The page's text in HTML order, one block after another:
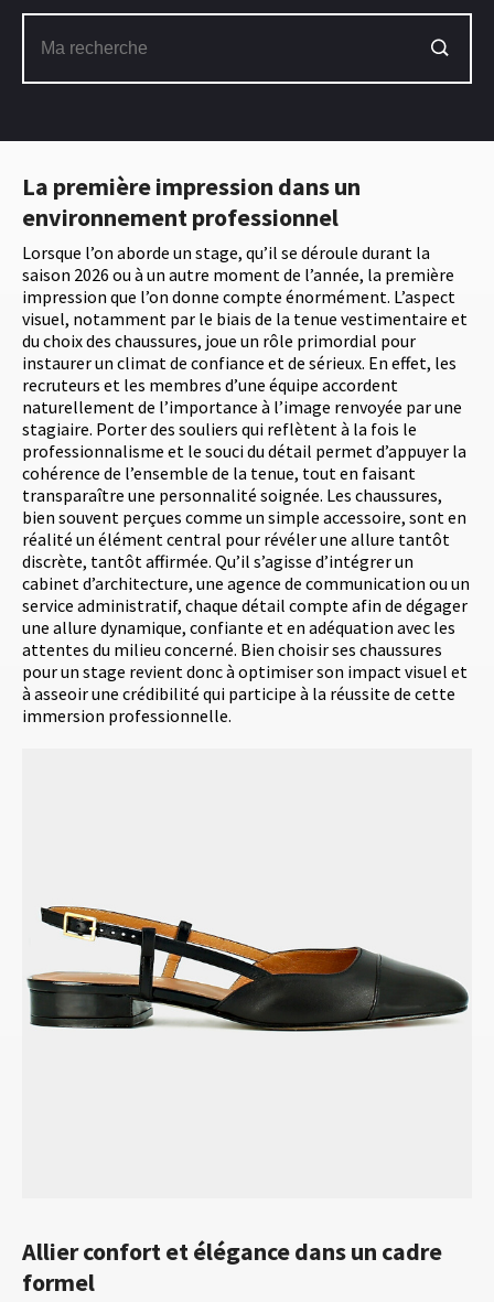
La première impression dans un
environnement professionnel
Lorsque l’on aborde un stage, qu’il se déroule durant la
saison 2026 ou à un autre moment de l’année, la première
impression que l’on donne compte énormément. L’aspect
visuel, notamment par le biais de la tenue vestimentaire et
du choix des chaussures, joue un rôle primordial pour
instaurer un climat de confiance et de sérieux. En effet, les
recruteurs et les membres d’une équipe accordent
naturellement de l’importance à l’image renvoyée par une
stagiaire. Porter des souliers qui reflètent à la fois le
professionnalisme et le souci du détail permet d’appuyer la
cohérence de l’ensemble de la tenue, tout en faisant
transparaître une personnalité soignée. Les chaussures,
bien souvent perçues comme un simple accessoire, sont en
réalité un élément central pour révéler une allure tantôt
discrète, tantôt affirmée. Qu’il s’agisse d’intégrer un
cabinet d’architecture, une agence de communication ou un
service administratif, chaque détail compte afin de dégager
une allure dynamique, confiante et en adéquation avec les
attentes du milieu concerné. Bien choisir ses chaussures
pour un stage revient donc à optimiser son impact visuel et
à asseoir une crédibilité qui participe à la réussite de cette
immersion professionnelle.
Allier confort et élégance dans un cadre
formel